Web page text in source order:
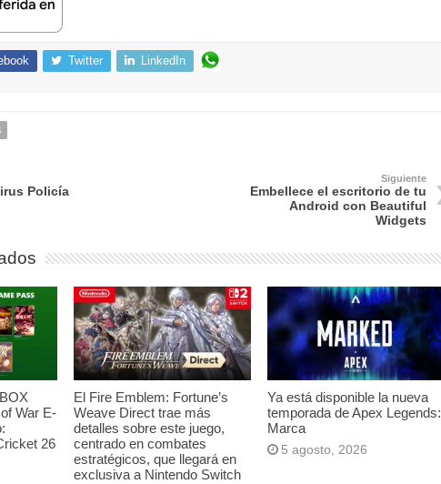
Twitter LinkedIn
Policía
Siguiente
Embellece el escritorio de tu
Android con Beautiful
Widgets
War E-
26
El Fire Emblem: Fortune’s
Weave Direct trae más
detalles sobre este juego,
centrado en combates
estratégicos, que llegará en
exclusiva a Nintendo Switch
Ya está disponible la nueva
temporada de Apex Legends:
Marca
5 agosto, 2026